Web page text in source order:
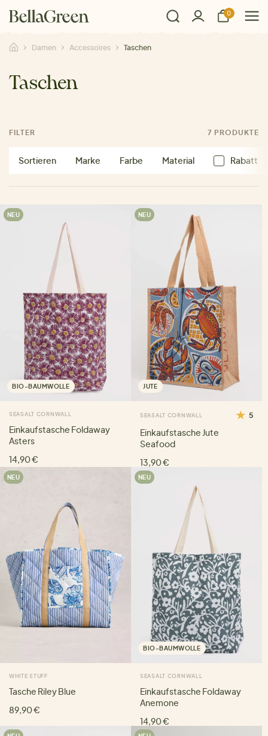
0
Damen Accessoires Taschen
Taschen
FILTER 7 PRODUKTE
Sortieren Marke Farbe Material Rabatt
NEU
BIO-BAUMWOLLE
SEASALT CORNWALL
Einkaufstasche Foldaway
Asters
14,90 €
NEU
JUTE
SEASALT CORNWALL 5
Einkaufstasche Jute
Seafood
13,90 €
NEU
WHITE STUFF
Tasche Riley Blue
89,90 €
NEU
BIO-BAUMWOLLE
SEASALT CORNWALL
Einkaufstasche Foldaway
Anemone
14,90 €